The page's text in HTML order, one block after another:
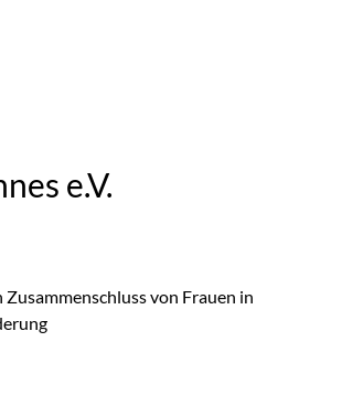
e.V.
Zusammenschluss von Frauen in